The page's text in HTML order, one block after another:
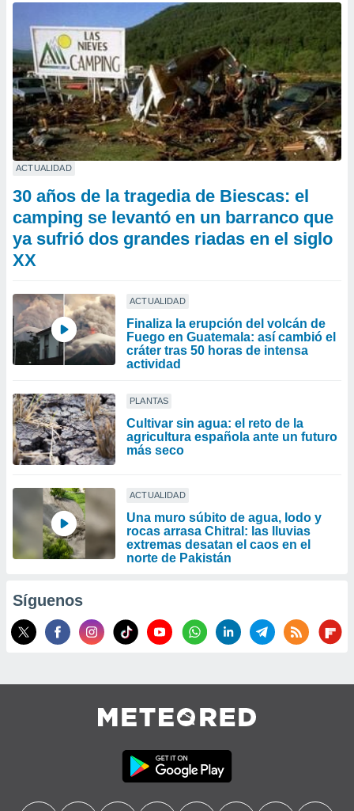
ACTUALIDAD
30 años de la tragedia de Biescas: el
camping se levantó en un barranco que
ya sufrió dos grandes riadas en el siglo
XX
ACTUALIDAD
Finaliza la erupción del volcán de
Fuego en Guatemala: así cambió el
cráter tras 50 horas de intensa
actividad
PLANTAS
Cultivar sin agua: el reto de la
agricultura española ante un futuro
más seco
ACTUALIDAD
Una muro súbito de agua, lodo y
rocas arrasa Chitral: las lluvias
extremas desatan el caos en el
norte de Pakistán
Síguenos